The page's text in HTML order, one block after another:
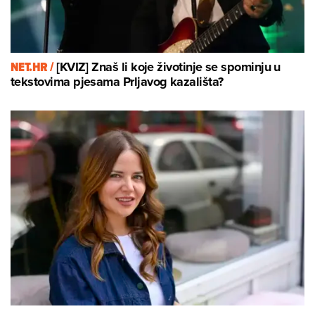
NET.HR /[KVIZ] Znaš li koje životinje se spominju u
tekstovima pjesama Prljavog kazališta?